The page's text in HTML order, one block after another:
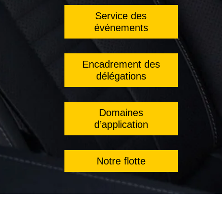
Service des
événements
Encadrement des
délégations
Domaines
d’application
Notre flotte